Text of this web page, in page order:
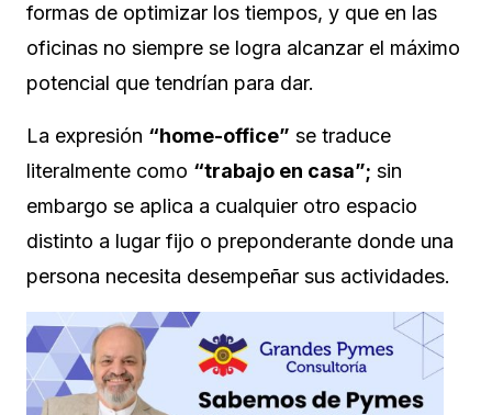
formas de optimizar los tiempos, y que en las
oficinas no siempre se logra alcanzar el máximo
potencial que tendrían para dar.
La expresión “home-office” se traduce
literalmente como “trabajo en casa”; sin
embargo se aplica a cualquier otro espacio
distinto a lugar fijo o preponderante donde una
persona necesita desempeñar sus actividades.